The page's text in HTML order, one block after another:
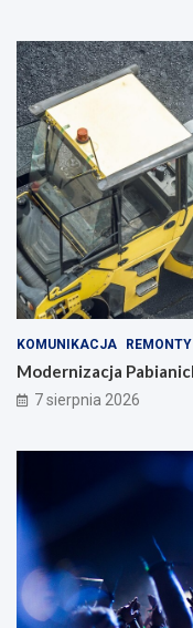
KOMUNIKACJA REMONTY
Modernizacja
7 sierpnia 2026